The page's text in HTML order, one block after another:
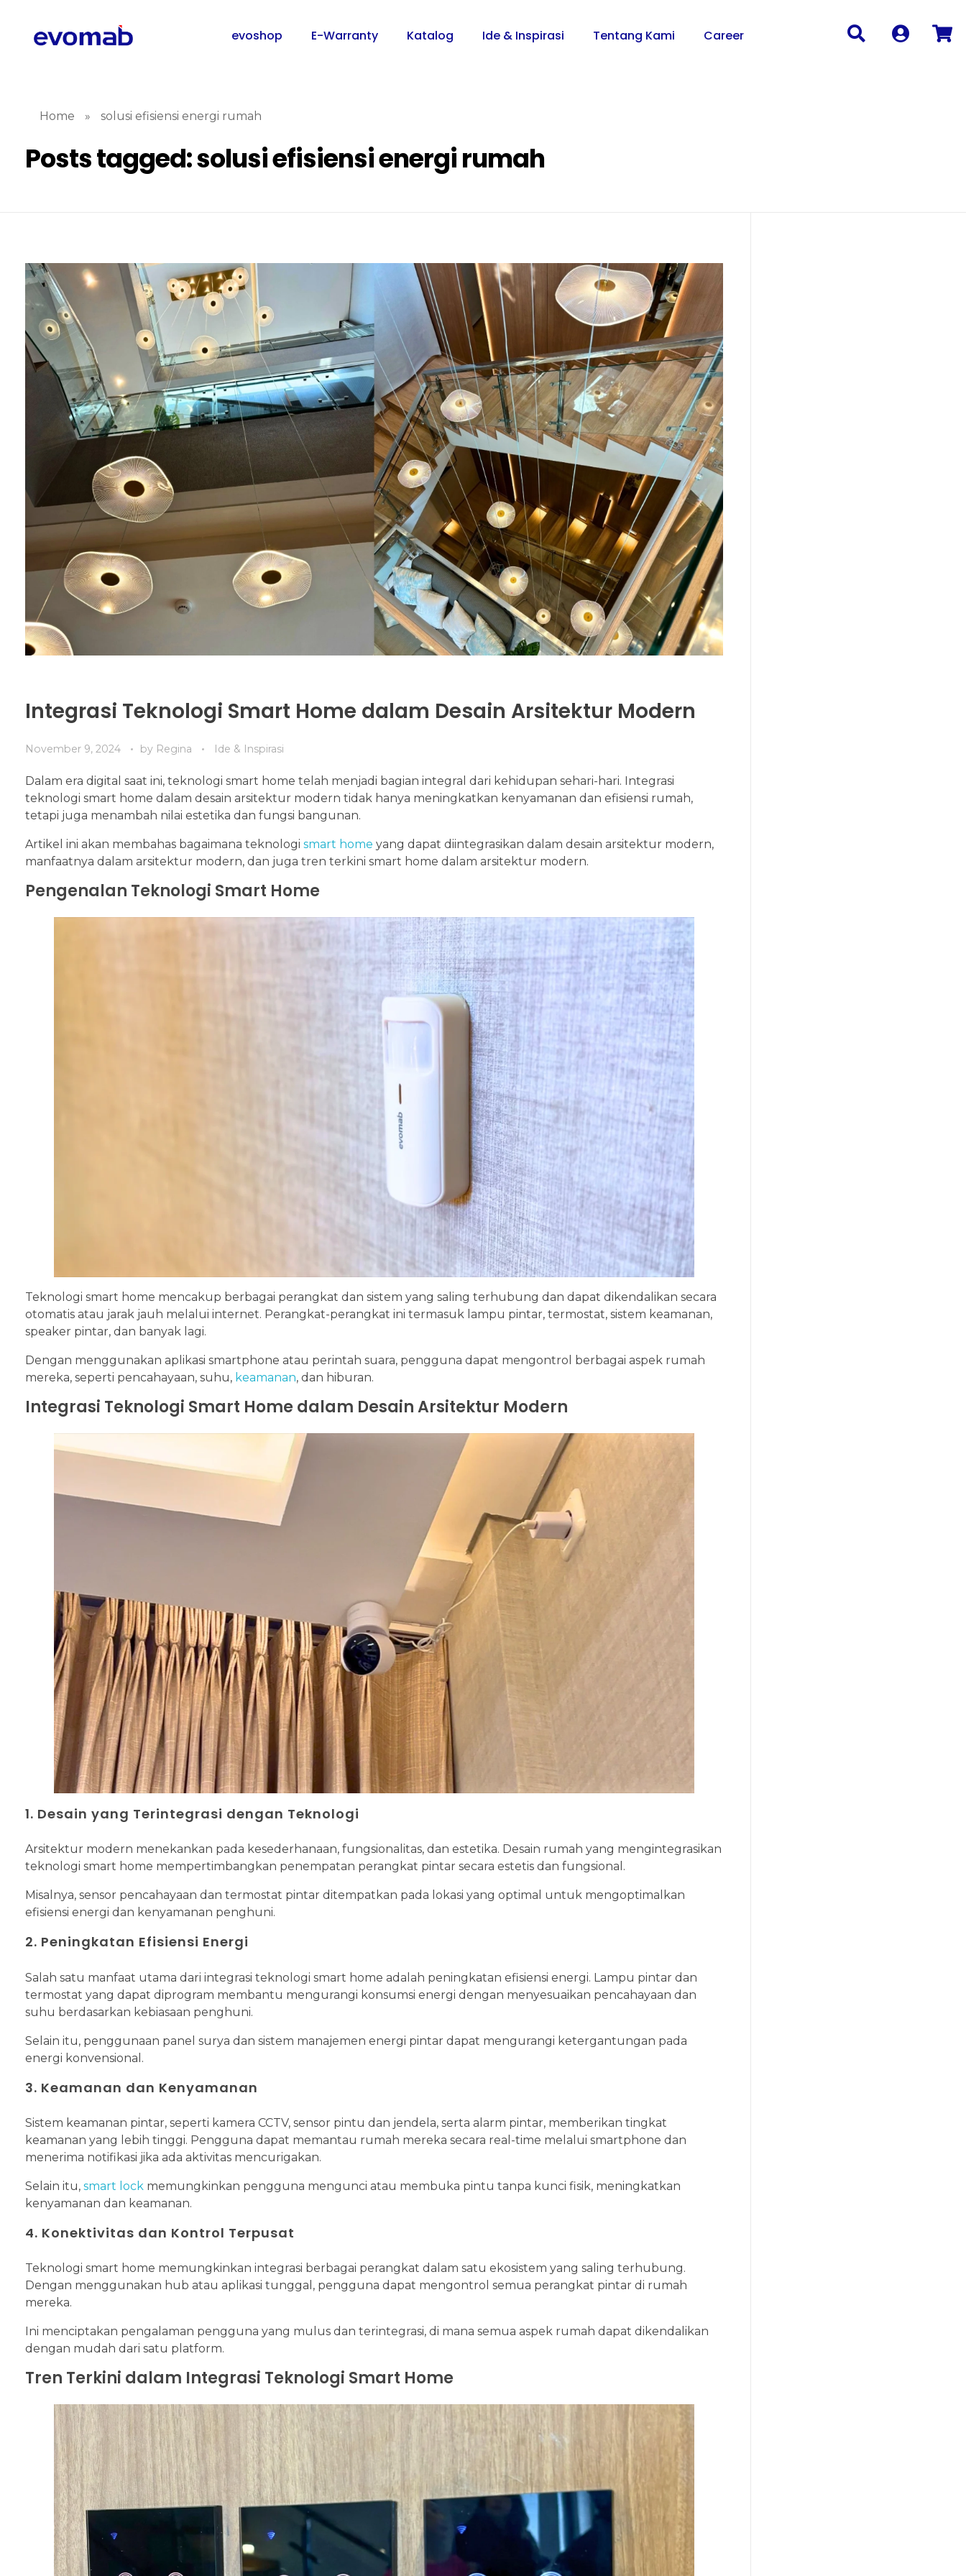
evoshop E-Warranty Katalog Ide & Inspirasi Tentang Kami Career
Home » solusi efisiensi energi rumah
Posts tagged: solusi efisiensi energi rumah
Integrasi Teknologi Smart Home dalam Desain Arsitektur Modern
November 9, 2024 by Regina Ide & Inspirasi
Dalam era digital saat ini, teknologi smart home telah menjadi bagian integral dari kehidupan sehari-hari. Integrasi
teknologi smart home dalam desain arsitektur modern tidak hanya meningkatkan kenyamanan dan efisiensi rumah,
tetapi juga menambah nilai estetika dan fungsi bangunan.
Artikel ini akan membahas bagaimana teknologi smart home yang dapat diintegrasikan dalam desain arsitektur modern,
manfaatnya dalam arsitektur modern, dan juga tren terkini smart home dalam arsitektur modern.
Pengenalan Teknologi Smart Home
Teknologi smart home mencakup berbagai perangkat dan sistem yang saling terhubung dan dapat dikendalikan secara
otomatis atau jarak jauh melalui internet. Perangkat-perangkat ini termasuk lampu pintar, termostat, sistem keamanan,
speaker pintar, dan banyak lagi.
Dengan menggunakan aplikasi smartphone atau perintah suara, pengguna dapat mengontrol berbagai aspek rumah
mereka, seperti pencahayaan, suhu, keamanan, dan hiburan.
Integrasi Teknologi Smart Home dalam Desain Arsitektur Modern
1. Desain yang Terintegrasi dengan Teknologi
Arsitektur modern menekankan pada kesederhanaan, fungsionalitas, dan estetika. Desain rumah yang mengintegrasikan
teknologi smart home mempertimbangkan penempatan perangkat pintar secara estetis dan fungsional.
Misalnya, sensor pencahayaan dan termostat pintar ditempatkan pada lokasi yang optimal untuk mengoptimalkan
efisiensi energi dan kenyamanan penghuni.
2. Peningkatan Efisiensi Energi
Salah satu manfaat utama dari integrasi teknologi smart home adalah peningkatan efisiensi energi. Lampu pintar dan
termostat yang dapat diprogram membantu mengurangi konsumsi energi dengan menyesuaikan pencahayaan dan
suhu berdasarkan kebiasaan penghuni.
Selain itu, penggunaan panel surya dan sistem manajemen energi pintar dapat mengurangi ketergantungan pada
energi konvensional.
3. Keamanan dan Kenyamanan
Sistem keamanan pintar, seperti kamera CCTV, sensor pintu dan jendela, serta alarm pintar, memberikan tingkat
keamanan yang lebih tinggi. Pengguna dapat memantau rumah mereka secara real-time melalui smartphone dan
menerima notifikasi jika ada aktivitas mencurigakan.
Selain itu, smart lock memungkinkan pengguna mengunci atau membuka pintu tanpa kunci fisik, meningkatkan
kenyamanan dan keamanan.
4. Konektivitas dan Kontrol Terpusat
Teknologi smart home memungkinkan integrasi berbagai perangkat dalam satu ekosistem yang saling terhubung.
Dengan menggunakan hub atau aplikasi tunggal, pengguna dapat mengontrol semua perangkat pintar di rumah
mereka.
Ini menciptakan pengalaman pengguna yang mulus dan terintegrasi, di mana semua aspek rumah dapat dikendalikan
dengan mudah dari satu platform.
Tren Terkini dalam Integrasi Teknologi Smart Home